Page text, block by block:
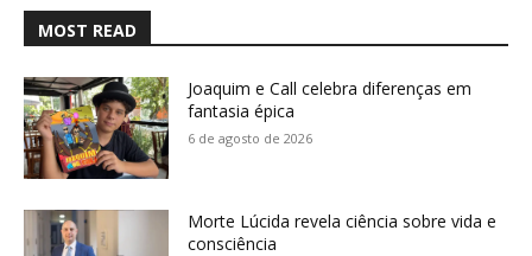
MOST READ
Joaquim e Call celebra diferenças em
fantasia épica
6 de agosto de 2026
Morte Lúcida revela ciência sobre vida e
consciência